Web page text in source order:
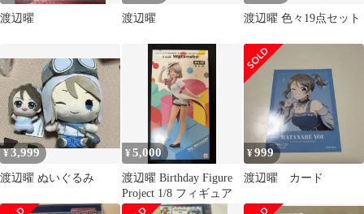
渡辺曜 渡辺曜 渡辺曜 色々19点セット
¥3,999
渡辺曜 ぬいぐるみ
¥5,000
渡辺曜 Birthday Figure
Project 1/8 フィギュア
¥999
渡辺曜 カード